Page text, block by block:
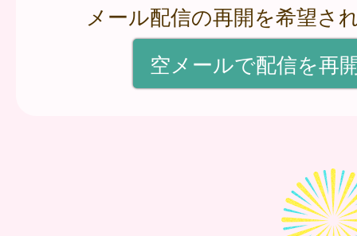
メール配信の再開を希望さ
空メールで配信を再